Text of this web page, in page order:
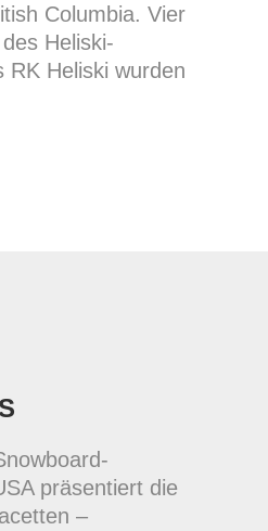
Columbia. Vier
Heliski-
RK Heliski wurden
präsentiert die
–